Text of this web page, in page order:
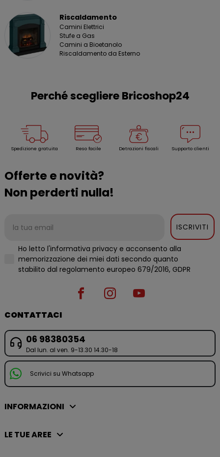
Riscaldamento
Camini Elettrici
Stufe a Gas
Camini a Bioetanolo
Riscaldamento da Esterno
Perché scegliere Bricoshop24
Spedizione gratuita Reso facile Detrazioni fiscali Supporto clienti
Offerte e novità?
Non perderti nulla!
ISCRIVITI
Ho letto l'informativa privacy e acconsento alla
memorizzazione dei miei dati secondo quanto
stabilito dal regolamento europeo 679/2016, GDPR
CONTATTACI
06 98380354
Dal lun. al ven. 9-13.30 14.30-18
Scrivici su Whatsapp
INFORMAZIONI
LE TUE AREE